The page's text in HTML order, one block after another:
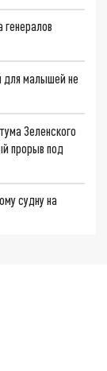
для малышей не
Зеленского
прорыв под
судну на